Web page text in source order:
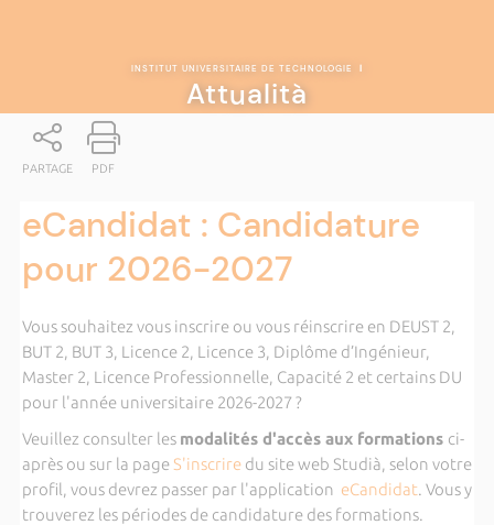
INSTITUT UNIVERSITAIRE DE TECHNOLOGIE |
Attualità
PARTAGE PDF
eCandidat : Candidature
pour 2026-2027
Vous souhaitez vous inscrire ou vous réinscrire en DEUST 2,
BUT 2, BUT 3, Licence 2, Licence 3, Diplôme d’Ingénieur,
Master 2, Licence Professionnelle, Capacité 2 et certains DU
pour l'année universitaire 2026-2027 ?
Veuillez consulter les modalités d'accès aux formations ci-
après ou sur la page S'inscriredu site web Studià, selon votre
profil, vous devrez passer par l'application eCandidat. Vous y
trouverez les périodes de candidature des formations.